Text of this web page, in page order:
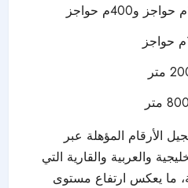
الأرقام المؤهلة عبر
والعربية والقارية التي
ما يعكس ارتفاع مستوى